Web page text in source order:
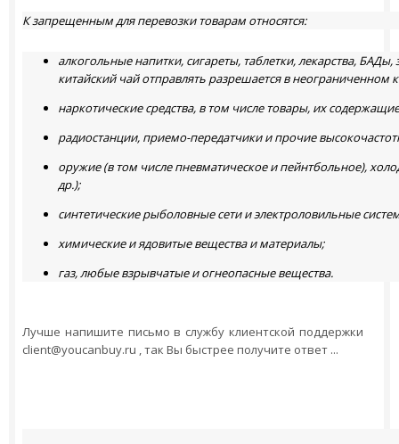
К запрещенным для перевозки товарам относятся:
алкогольные напитки, сигареты, таблетки, лекарства,
китайский чай отправлять разрешается в неограниченном
наркотические средства, в том числе товары, их
радиостанции, приемо-передатчики и прочие
оружие (в том числе пневматическое и пейнтбольное),
др.);
синтетические рыболовные сети и электроловильные
химические и ядовитые вещества и материалы;
газ, любые взрывчатые и огнеопасные вещества.
Лучше напишите письмо в службу клиентской поддержки
client@youcanbuy.ru , так Вы быстрее получите ответ ...